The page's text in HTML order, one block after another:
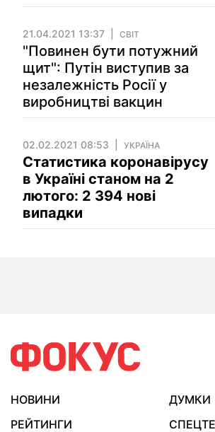
21.04.2021 13:37 СВІТ
"Повинен бути потужний
щит": Путін виступив за
незалежність Росії у
виробництві вакцин
02.02.2021 08:53 УКРАЇНА
Статистика коронавірусу
в Україні станом на 2
лютого: 2 394 нові
випадки
НОВИНИ
ДУМКИ
РЕЙТИНГИ